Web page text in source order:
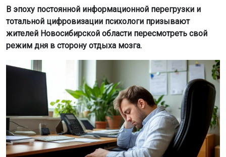
В эпоху постоянной информационной перегрузки и
тотальной цифровизации психологи призывают
жителей Новосибирской области пересмотреть свой
режим дня в сторону отдыха мозга.